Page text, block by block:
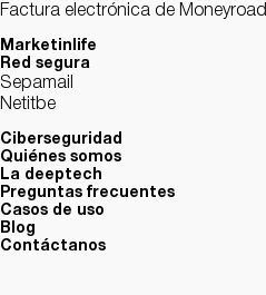
Factura electrónica de Moneyroad
Marketinlife
Red segura
Sepamail
Netitbe
Ciberseguridad
Quiénes somos
La deeptech
Preguntas frecuentes
Casos de uso
Blog
Contáctanos